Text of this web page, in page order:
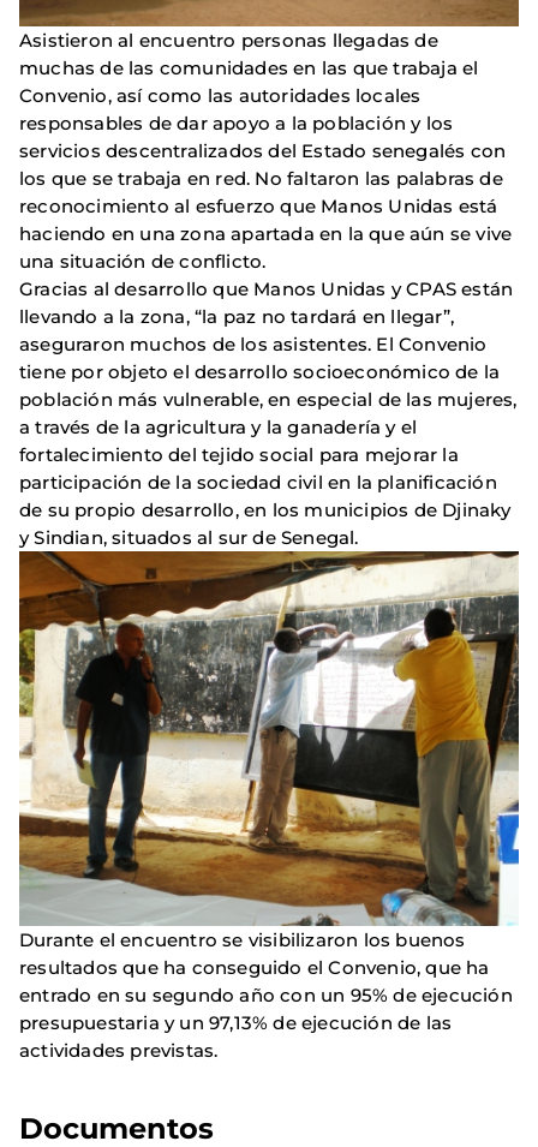
Asistieron al encuentro personas llegadas de
muchas de las comunidades en las que trabaja el
Convenio, así como las autoridades locales
responsables de dar apoyo a la población y los
servicios descentralizados del Estado senegalés con
los que se trabaja en red. No faltaron las palabras de
reconocimiento al esfuerzo que Manos Unidas está
haciendo en una zona apartada en la que aún se vive
una situación de conflicto.
Gracias al desarrollo que Manos Unidas y CPAS están
llevando a la zona, “la paz no tardará en llegar”,
aseguraron muchos de los asistentes. El Convenio
tiene por objeto el desarrollo socioeconómico de la
población más vulnerable, en especial de las mujeres,
a través de la agricultura y la ganadería y el
fortalecimiento del tejido social para mejorar la
participación de la sociedad civil en la planificación
de su propio desarrollo, en los municipios de Djinaky
y Sindian, situados al sur de Senegal.
Durante el encuentro se visibilizaron los buenos
resultados que ha conseguido el Convenio, que ha
entrado en su segundo año con un 95% de ejecución
presupuestaria y un 97,13% de ejecución de las
actividades previstas.
Documentos